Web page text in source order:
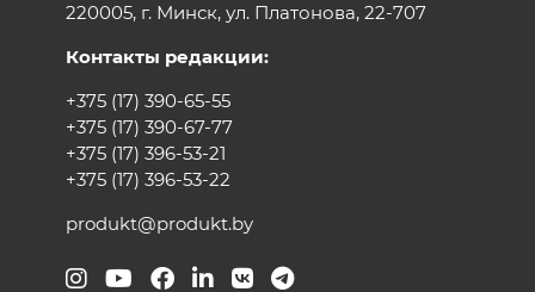
220005, г. Минск, ул. Платонова, 22-707
Контакты редакции:
+375 (17) 390-65-55
+375 (17) 390-67-77
+375 (17) 396-53-21
+375 (17) 396-53-22
produkt@produkt.by